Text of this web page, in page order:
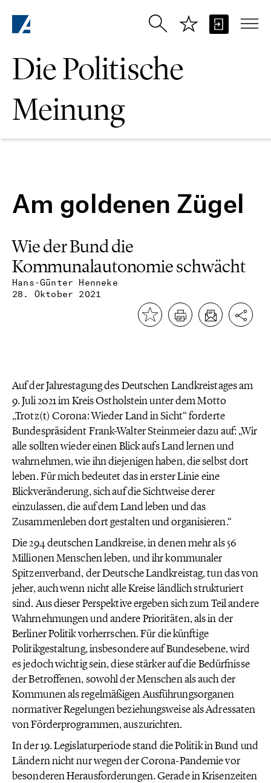
Die Politische
Meinung
Am goldenen Zügel
Hans-Günter Henneke
28. Oktober 2021
Wie der Bund die
Kommunalautonomie schwächt
Auf der Jahrestagung des Deutschen Landkreistages am
9. Juli 2021 im Kreis Ostholstein unter dem Motto
„Trotz(t) Corona: Wieder Land in Sicht“ forderte
Bundespräsident Frank-Walter Steinmeier dazu auf: „Wir
alle sollten wieder einen Blick aufs Land lernen und
wahrnehmen, wie ihn diejenigen haben, die selbst dort
leben. Für mich bedeutet das in erster Linie eine
Blickveränderung, sich auf die Sichtweise derer
einzulassen, die auf dem Land leben und das
Zusammenleben dort gestalten und organisieren.“
Die 294 deutschen Landkreise, in denen mehr als 56
Millionen Menschen leben, und ihr kommunaler
Spitzenverband, der Deutsche Landkreistag, tun das von
jeher, auch wenn nicht alle Kreise ländlich strukturiert
sind. Aus dieser Perspektive ergeben sich zum Teil andere
Wahrnehmungen und andere Prioritäten, als in der
Berliner Politik vorherrschen. Für die künftige
Politikgestaltung, insbesondere auf Bundesebene, wird
es jedoch wichtig sein, diese stärker auf die Bedürfnisse
der Betroffenen, sowohl der Menschen als auch der
Kommunen als regelmäßigen Ausführungsorganen
normativer Regelungen beziehungsweise als Adressaten
von Förderprogrammen, auszurichten.
In der 19. Legislaturperiode stand die Politik in Bund und
Ländern nicht nur wegen der Corona-Pandemie vor
besonderen Herausforderungen. Gerade in Krisenzeiten